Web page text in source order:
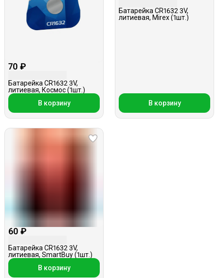
70 ₽
Батарейка CR1632 3V,
литиевая, Космос (1шт.)
В корзину
Батарейка CR1632 3V,
литиевая, Mirex (1шт.)
В корзину
60 ₽
Батарейка CR1632 3V,
литиевая, SmartBuy (1шт.)
В корзину